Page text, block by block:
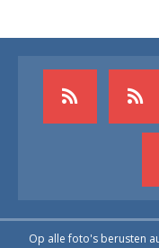
Op alle foto's berusten